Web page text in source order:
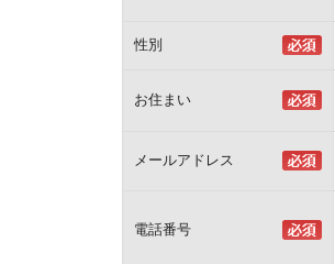
性別
お住まい
メールアドレス
電話番号